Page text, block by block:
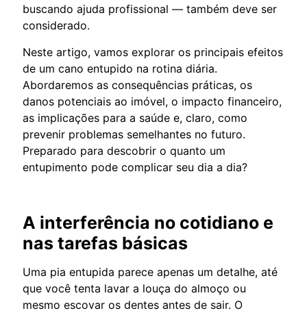
buscando ajuda profissional — também deve ser
considerado.
Neste artigo, vamos explorar os principais efeitos
de um cano entupido na rotina diária.
Abordaremos as consequências práticas, os
danos potenciais ao imóvel, o impacto financeiro,
as implicações para a saúde e, claro, como
prevenir problemas semelhantes no futuro.
Preparado para descobrir o quanto um
entupimento pode complicar seu dia a dia?
A interferência no cotidiano e
nas tarefas básicas
Uma pia entupida parece apenas um detalhe, até
que você tenta lavar a louça do almoço ou
mesmo escovar os dentes antes de sair. O